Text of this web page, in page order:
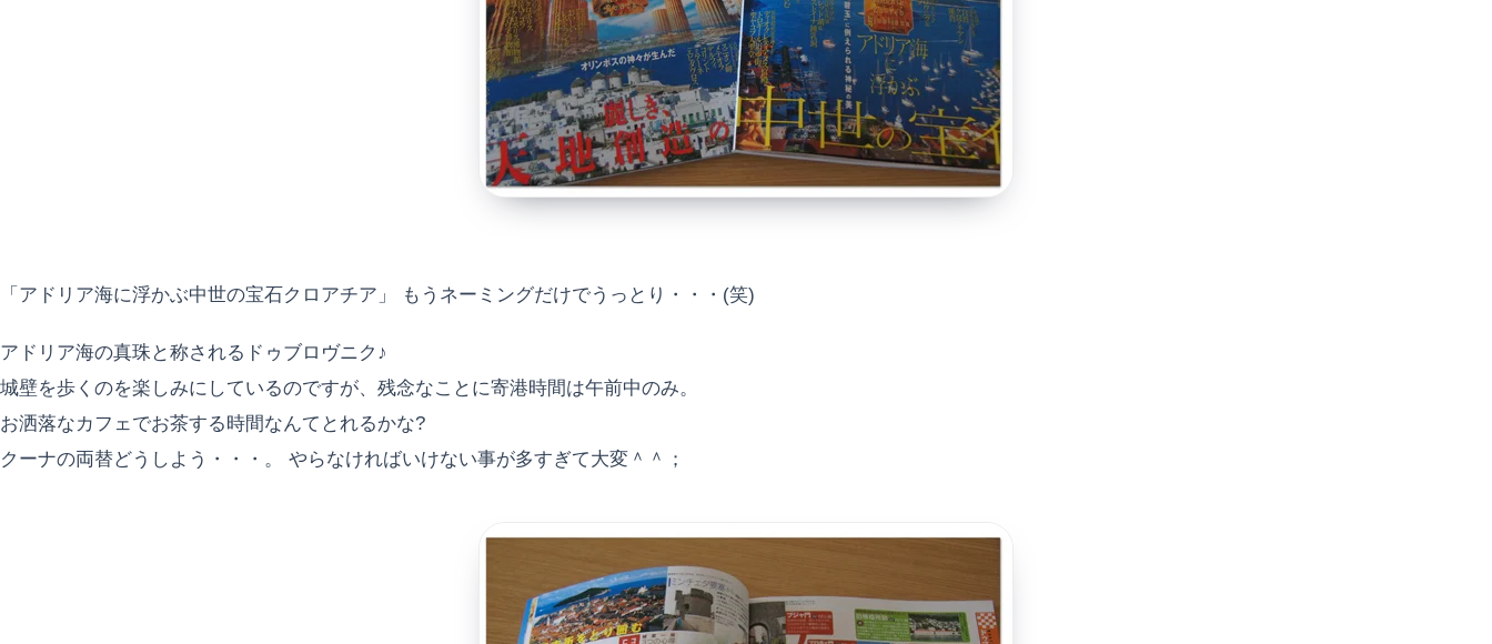
「アドリア海に浮かぶ中世の宝石クロアチア」 もうネーミングだけでうっとり・・・(笑)
アドリア海の真珠と称されるドゥブロヴニク♪
城壁を歩くのを楽しみにしているのですが、残念なことに寄港時間は午前中のみ。
お洒落なカフェでお茶する時間なんてとれるかな?
クーナの両替どうしよう・・・。 やらなければいけない事が多すぎて大変＾＾；